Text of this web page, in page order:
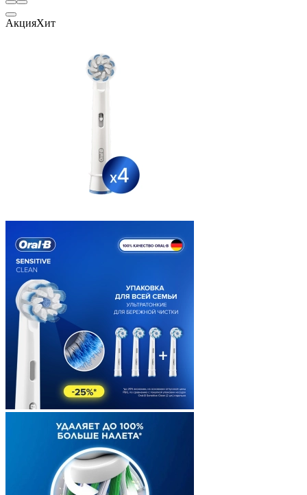
АкцияХит